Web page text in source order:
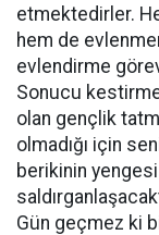
etmektedirler.
hem de
evlendirme
Sonucu
olan gençlik
olmadığı için
berikinin
Gün geçmez ki